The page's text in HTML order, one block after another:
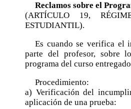
¿Dónde Estamos?
Docentes
Administrativos
Mujeres en la Escuela de
Transparencia
Diagnóstico de los
(DiMa)
Cartas al Estudiante
Requisitos Especiales para
carrera
Solicitud Asistencias
Avisos
Suficiencia/Aprendizaje
Admisión
Asuntos Administrativos
Ofrecimiento de
Informe final de gestión
Informe final de gestión
Normativa de Control
CICANUM
CICIMA
CINESPA
CIGEFI
Oferta Académica
Pregrado
CURSOS DE SERVICIO
METEOROLOGÍA
Comité Estudiantil IAPS
Reclamos sobre el
(ARTÍCULO 19,
ESTUDIANTIL).
Es cuando se verifica el
parte del profesor, sobre
programa del curso
Procedimiento:
a) Verificación del
aplicación de una prueba: